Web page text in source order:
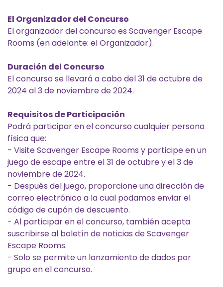
El Organizador del Concurso
El organizador del concurso es Scavenger Escape
Rooms (en adelante: el Organizador).
Duración del Concurso
El concurso se llevará a cabo del 31 de octubre de
2024 al 3 de noviembre de 2024.
Requisitos de Participación
Podrá participar en el concurso cualquier persona
física que:
- Visite Scavenger Escape Rooms y participe en un
juego de escape entre el 31 de octubre y el 3 de
noviembre de 2024.
- Después del juego, proporcione una dirección de
correo electrónico a la cual podamos enviar el
código de cupón de descuento.
- Al participar en el concurso, también acepta
suscribirse al boletín de noticias de Scavenger
Escape Rooms.
- Solo se permite un lanzamiento de dados por
grupo en el concurso.